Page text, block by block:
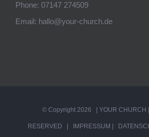
Phone: 07147 274509
Email: hallo@your-church.de
© Copyright 2026 | YOUR CHURCH
RESERVED | IMPRESSUM